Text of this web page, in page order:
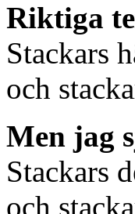
Riktiga
Stackars
och
Men jag
Stackars
och